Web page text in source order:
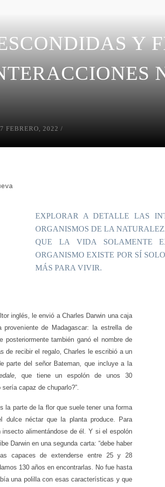
Y
FEBRERO, 2022
EXPLORAR A DETALLE LAS
ORGANISMOS DE LA
QUE LA VIDA SOLAMENTE
ORGANISMO EXISTE POR SÍ
MÁS PARA VIVIR.
inglés, le envió a Charles Darwin una caja
de Madagascar: la estrella de
posteriormente también ganó el nombre de
de recibir el regalo, Charles le escribió a un
parte del señor Bateman, que incluye a la
, que tiene un espolón de unos 30
capaz de chuparlo?”.
la parte de la flor que suele tener una forma
néctar que la planta produce. Para
insecto alimentándose de él. Y si el espolón
Darwin en una segunda carta: “debe haber
capaces de extenderse entre 25 y 28
130 años en encontrarlas. No fue hasta
una polilla con esas características y que